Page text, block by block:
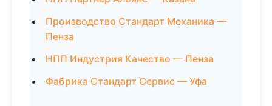
Производство Стандарт Механика —
Пенза
НПП Индустрия Качество — Пенза
Фабрика Стандарт Сервис — Уфа